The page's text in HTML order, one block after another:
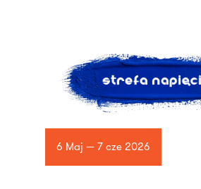
6 Maj — 7 cze 2026